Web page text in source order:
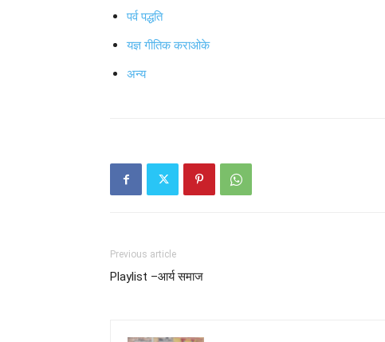
पर्व पद्धति
यज्ञ गीतिक कराओके
अन्य
Previous article
Playlist –आर्य समाज